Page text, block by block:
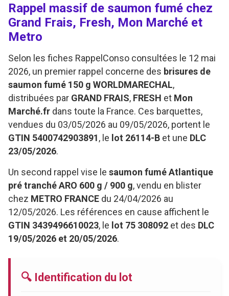
Rappel massif de saumon fumé chez
Grand Frais, Fresh, Mon Marché et
Metro
Selon les fiches RappelConso consultées le 12 mai
2026, un premier rappel concerne des brisures de
saumon fumé 150 g WORLDMARECHAL,
distribuées par GRAND FRAIS, FRESH et Mon
Marché.fr dans toute la France. Ces barquettes,
vendues du 03/05/2026 au 09/05/2026, portent le
GTIN 5400742903891, le lot 26114-B et une DLC
23/05/2026.
Un second rappel vise le saumon fumé Atlantique
pré tranché ARO 600 g / 900 g, vendu en blister
chez METRO FRANCE du 24/04/2026 au
12/05/2026. Les références en cause affichent le
GTIN 3439496610023, le lot 75 308092 et des DLC
19/05/2026 et 20/05/2026.
🔍 Identification du lot